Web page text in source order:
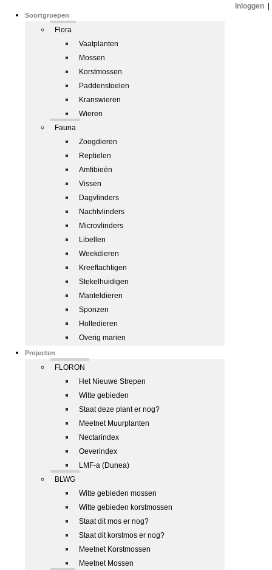
Soortgroepen
Flora
Vaatplanten
Mossen
Korstmossen
Paddenstoelen
Kranswieren
Wieren
Fauna
Zoogdieren
Reptielen
Amfibieën
Vissen
Dagvlinders
Nachtvlinders
Microvlinders
Libellen
Weekdieren
Kreeftachtigen
Stekelhuidigen
Manteldieren
Sponzen
Holtedieren
Overig marien
Projecten
FLORON
Het Nieuwe Strepen
Witte gebieden
Staat deze plant er nog?
Meetnet Muurplanten
Nectarindex
Oeverindex
LMF-a (Dunea)
BLWG
Witte gebieden mossen
Witte gebieden korstmossen
Staat dit mos er nog?
Staat dit korstmos er nog?
Meetnet Korstmossen
Meetnet Mossen
Inloggen